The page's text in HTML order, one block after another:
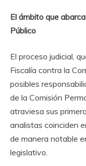
El ámbito que
Público
El proceso judicial,
Fiscalía contra la
posibles
de la Comisión
atraviesa sus
analistas coinciden
de manera notable
legislativo.